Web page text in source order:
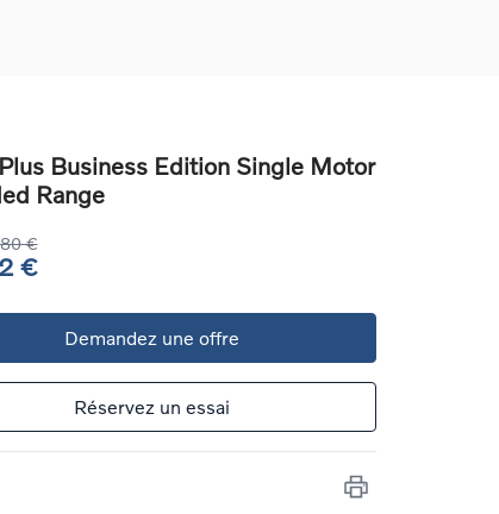
Business Edition Single Motor
Range
€
€
Demandez une offre
Réservez un essai